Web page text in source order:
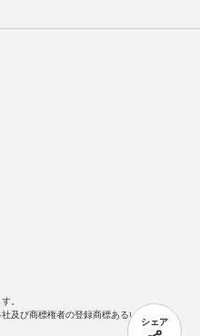
シェア
。
及び商標権者の登録商標あるいは商標で